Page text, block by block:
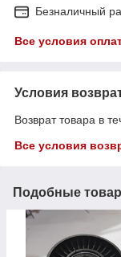
Безналичный
Все условия
Условия
Возврат товара в
Все условия
Подобные